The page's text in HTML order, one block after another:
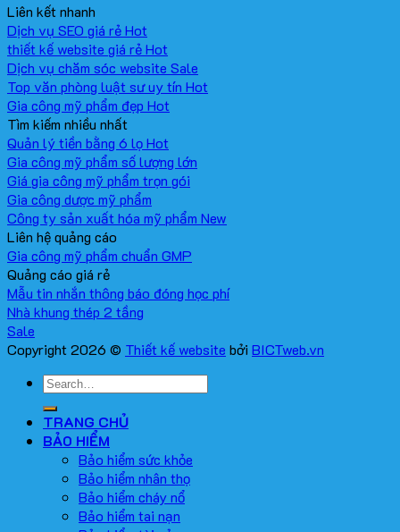
Liên kết nhanh
Dịch vụ SEO giá rẻ
thiết kế website giá rẻ
Dịch vụ chăm sóc website
Top văn phòng luật sư uy tín
Gia công mỹ phẩm đẹp
Tìm kiếm nhiều nhất
Quản lý tiền bằng 6 lọ
Gia công mỹ phẩm số lượng lớn
Giá gia công mỹ phẩm trọn gói
Gia công dược mỹ phẩm
Công ty sản xuất hóa mỹ phẩm
Liên hệ quảng cáo
Gia công mỹ phẩm chuẩn GMP
Quảng cáo giá rẻ
Mẫu tin nhắn thông báo đóng học phí
Nhà khung thép 2 tầng
Copyright 2026 © Thiết kế website bởi BICTweb.vn
TRANG CHỦ
BẢO HIỂM
Bảo hiểm sức khỏe
Bảo hiểm nhân thọ
Bảo hiểm cháy nổ
Bảo hiểm tai nạn